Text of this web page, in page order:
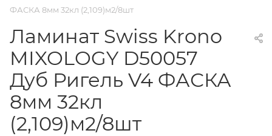
ФАСКА 8мм 32кл (2,109)м2/8шт
Ламинат Swiss Krono
MIXOLOGY D50057
Дуб Ригель V4 ФАСКА
8мм 32кл
(2,109)м2/8шт